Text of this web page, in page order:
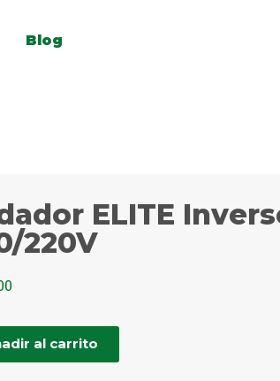
Blog
ELITE
220V
al carrito